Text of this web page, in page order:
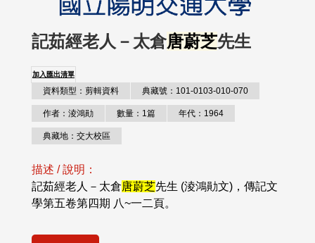
記茹經老人－太倉唐蔚芝先生
加入匯出清單
資料類型：剪輯資料 典藏號：101-0103-010-070
作者：淩鴻勛 數量：1篇 年代：1964
典藏地：交大校區
描述 / 說明：
記茹經老人－太倉唐蔚芝先生 (淩鴻勛文)，傳記文
學第五卷第四期 八~一二頁。